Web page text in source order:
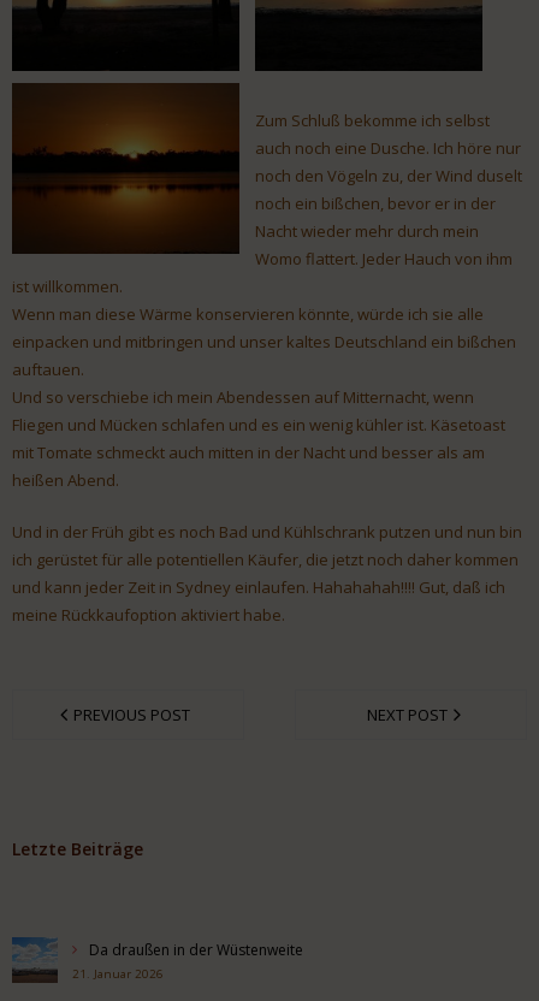
Zum Schluß bekomme ich selbst
auch noch eine Dusche. Ich höre nur
noch den Vögeln zu, der Wind duselt
noch ein bißchen, bevor er in der
Nacht wieder mehr durch mein
Womo flattert. Jeder Hauch von ihm
ist willkommen.
Wenn man diese Wärme konservieren könnte, würde ich sie alle
einpacken und mitbringen und unser kaltes Deutschland ein bißchen
auftauen.
Und so verschiebe ich mein Abendessen auf Mitternacht, wenn
Fliegen und Mücken schlafen und es ein wenig kühler ist. Käsetoast
mit Tomate schmeckt auch mitten in der Nacht und besser als am
heißen Abend.
Und in der Früh gibt es noch Bad und Kühlschrank putzen und nun bin
ich gerüstet für alle potentiellen Käufer, die jetzt noch daher kommen
und kann jeder Zeit in Sydney einlaufen. Hahahahah!!!! Gut, daß ich
meine Rückkaufoption aktiviert habe.
PREVIOUS POST NEXT POST
Letzte Beiträge
Da draußen in der Wüstenweite
21. Januar 2026